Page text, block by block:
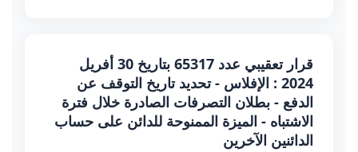
قرار تعقيبي عدد 65317 بتاريخ 30 أفريل
2024 : الإفلاس - تحديد تاريخ التوقف عن
الدفع - بطلان التصرفات الصادرة خلال فترة
الاشتباه - الميزة الممنوحة للدائن على حساب
الدائنين الآخرين